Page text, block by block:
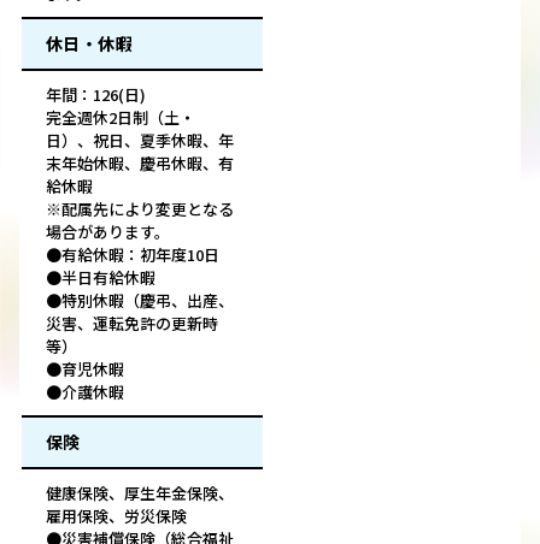
休日・休暇
年間：126(日)
完全週休2日制（土・
日）、祝日、夏季休暇、年
末年始休暇、慶弔休暇、有
給休暇
※配属先により変更となる
場合があります。
●有給休暇：初年度10日
●半日有給休暇
●特別休暇（慶弔、出産、
災害、運転免許の更新時
等）
●育児休暇
●介護休暇
保険
健康保険、厚生年金保険、
雇用保険、労災保険
●災害補償保険（総合福祉